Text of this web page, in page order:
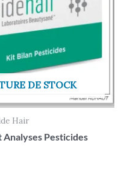
DE STOCK
Hair
Analyses Pesticides